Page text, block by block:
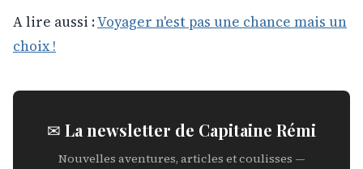
A lire aussi :Voyager n'est pas une chance mais un
choix !
✉ La newsletter de Capitaine Rémi
Nouvelles aventures, articles et coulisses —